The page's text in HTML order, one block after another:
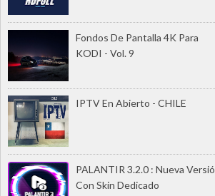
Fondos De Pantalla 4K Para
KODI - Vol. 9
IPTV En Abierto - CHILE
PALANTIR 3.2.0 : Nueva
Con Skin Dedicado